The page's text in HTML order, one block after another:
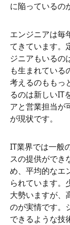
に陥っているの
エンジニアは毎
てきています。
ジニアもいるの
も生まれている
考えるのももっ
るのは新しいIT
アと営業担当が
が現状です。
IT業界では一般
スの提供ができ
め、平均的なエ
られています。
大勢いますが、
のが実情です。
できるような技